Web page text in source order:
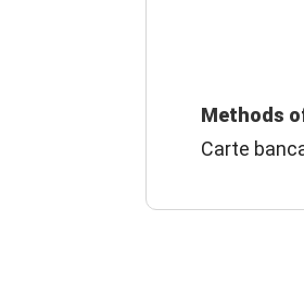
Methods
Carte